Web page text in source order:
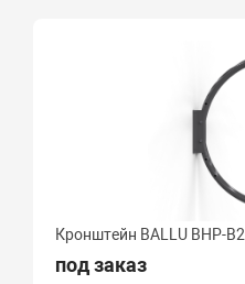
Кронштейн BALLU BHP-B2
под заказ